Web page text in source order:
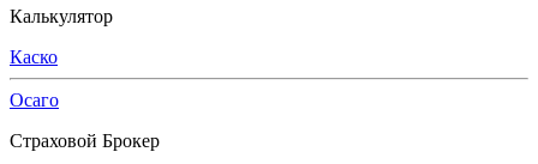
Калькулятор
Каско
Осаго
Страховой Брокер